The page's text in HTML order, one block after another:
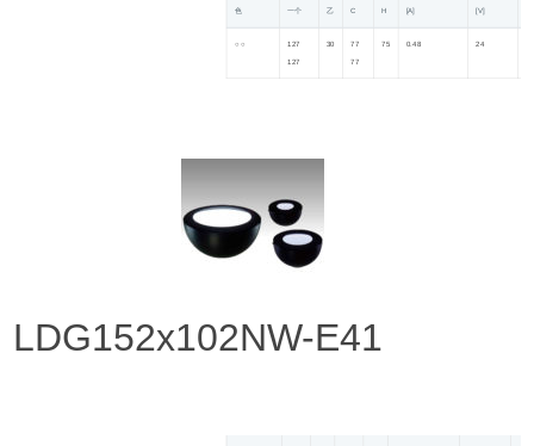
色 一个 乙 C H [A] [V]
○ ○ 127
127
30 77
77
75 0.48 24
LDG152x102NW-E41